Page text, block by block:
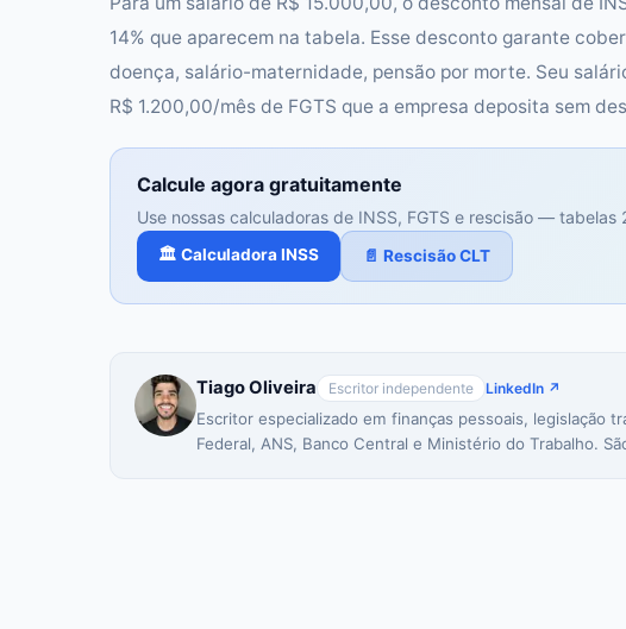
14% que aparecem na tabela. Esse desconto garante
doença, salário-maternidade, pensão por morte. Seu
R$ 1.200,00/mês de FGTS que a empresa deposita sem
Calcule agora gratuitamente
Use nossas calculadoras de INSS, FGTS e rescisão —
🏛️ Calculadora INSS 📄 Rescisão CLT
Tiago Oliveira Escritor independente LinkedIn ↗
Escritor especializado em finanças pessoais, legislação
Federal, ANS, Banco Central e Ministério do Trabalho.